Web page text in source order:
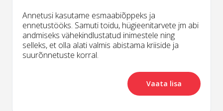
Annetusi kasutame esmaabiõppeks ja
ennetustööks. Samuti toidu, hügieenitarvete jm abi
andmiseks vähekindlustatud inimestele ning
selleks, et olla alati valmis abistama kriiside ja
suurõnnetuste korral.
Vaata lisa